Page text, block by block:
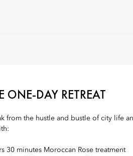
ONE-DAY RETREAT
from the hustle and bustle of city life
30 minutes Moroccan Rose treatment